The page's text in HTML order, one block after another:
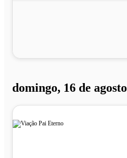
domingo, 16 de agosto